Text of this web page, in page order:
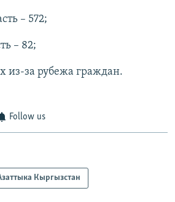
– 572;
– 82;
из-за рубежа граждан.
Follow us
Кыргызстан